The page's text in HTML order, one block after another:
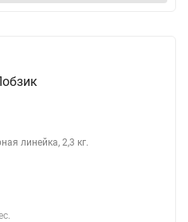
линейка, 2,3 кг.